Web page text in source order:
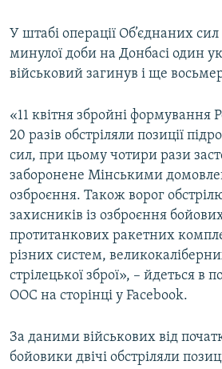
УКР
КТАТ
ДОЛУЧАЙСЯ!
Усі сайти RFE/RL
У штабі операції Об’єднаних
минулої доби на Донбасі один
військовий загинув і ще
«11 квітня збройні формування
20 разів обстріляли позиції
сил, при цьому чотири рази
заборонене Мінськими
озброєння. Також ворог
захисників із озброєння
протитанкових ракетних
різних систем,
стрілецької зброї», – йдеться в
ООС на сторінці у Facebook.
За даними військових від
бойовики двічі обстріляли